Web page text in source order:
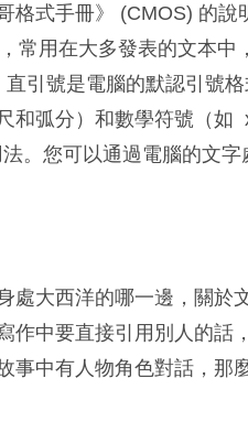
格式手冊》 (CMOS) 的說
常用在大多發表的文本
引號是電腦的默認引號
和弧分）和數學符號（如
。您可以通過電腦的文
處大西洋的哪一邊，關於
作中要直接引用別人的話
事中有人物角色對話，那